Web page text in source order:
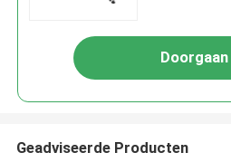
Doorgaan
Geadviseerde Producten